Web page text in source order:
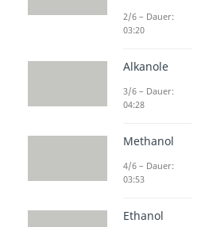
Enzyms wird
Allgemeines
2/6 – Dauer:
03:20
Alkanole
3/6 – Dauer:
04:28
Methanol
4/6 – Dauer:
03:53
Ethanol